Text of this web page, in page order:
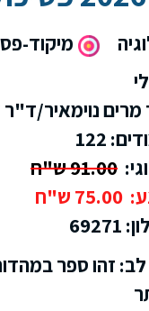
מיקוד-
נוימאיר/ד"ר
122
91.00 ש"ח
75.00 ש"ח
69271
זהו ספר